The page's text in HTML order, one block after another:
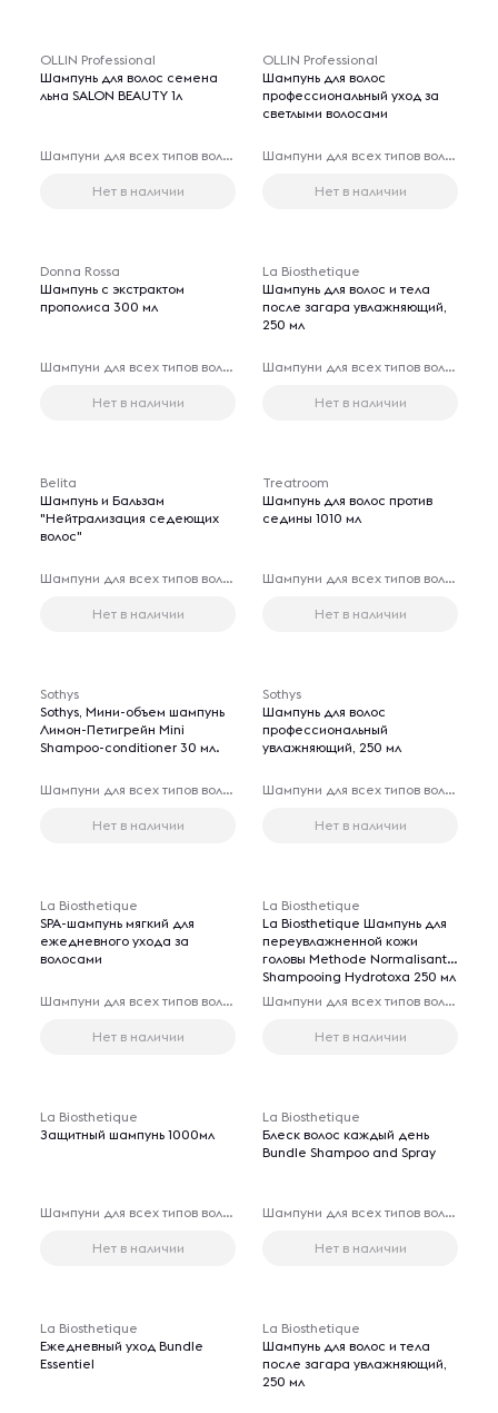
OLLIN Professional
Шампунь для волос семена
льна SALON BEAUTY 1л
Шампуни для всех типов волос
Нет в наличии
OLLIN Professional
Шампунь для волос
профессиональный уход за
светлыми волосами
Шампуни для всех типов волос
Нет в наличии
Donna Rossa
Шампунь с экстрактом
прополиса 300 мл
Шампуни для всех типов волос
Нет в наличии
La Biosthetique
Шампунь для волос и тела
после загара увлажняющий,
250 мл
Шампуни для всех типов волос
Нет в наличии
Belita
Шампунь и Бальзам
"Нейтрализация седеющих
волос"
Шампуни для всех типов волос
Нет в наличии
Treatroom
Шампунь для волос против
седины 1010 мл
Шампуни для всех типов волос
Нет в наличии
Sothys
Sothys, Мини-объем шампунь
Лимон-Петигрейн Mini
Shampoo-conditioner 30 мл.
Шампуни для всех типов волос
Нет в наличии
Sothys
Шампунь для волос
профессиональный
увлажняющий, 250 мл
Шампуни для всех типов волос
Нет в наличии
La Biosthetique
SPA-шампунь мягкий для
ежедневного ухода за
волосами
Шампуни для всех типов волос
Нет в наличии
La Biosthetique
La Biosthetique Шампунь для
переувлажненной кожи
головы Methode Normalisante
Shampooing Hydrotoxa 250 мл
Шампуни для всех типов волос
Нет в наличии
La Biosthetique
Защитный шампунь 1000мл
Шампуни для всех типов волос
Нет в наличии
La Biosthetique
Блеск волос каждый день
Bundle Shampoo and Spray
Шампуни для всех типов волос
Нет в наличии
La Biosthetique
Ежедневный уход Bundle
Essentiel
La Biosthetique
Шампунь для волос и тела
после загара увлажняющий,
250 мл